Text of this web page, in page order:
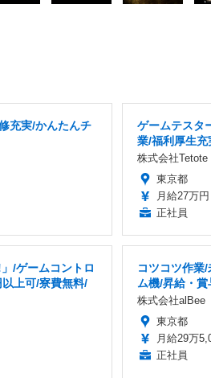
充実/かんたんチ
ゲームテスタ
業/福利厚生
株式会社Tetote
東京都
月給27万
正社員
/ゲームコントロ
上可/寮費無料/
コツコツ作業
ム機/昇給・賞
株式会社alBee
東京都
月給29万
正社員